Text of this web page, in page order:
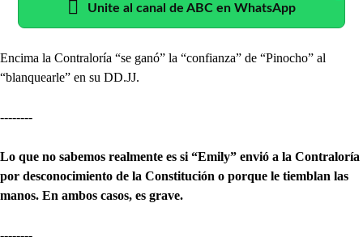
Unite al canal de ABC en WhatsApp
Encima la Contraloría “se ganó” la “confianza” de “Pinocho” al
“blanquearle” en su DD.JJ.
--------
Lo que no sabemos realmente es si “Emily” envió a la Contraloría
por desconocimiento de la Constitución o porque le tiemblan las
manos. En ambos casos, es grave.